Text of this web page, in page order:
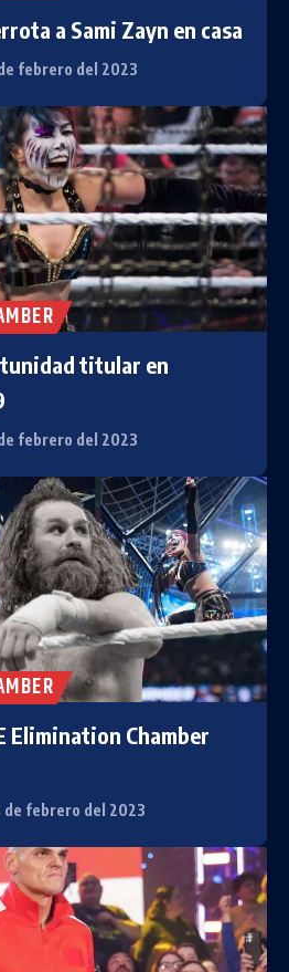
a Sami Zayn en casa
febrero del 2023
titular en
febrero del 2023
Elimination Chamber
de febrero del 2023